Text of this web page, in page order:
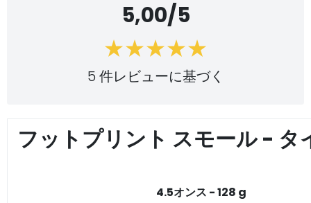
5,00/5
5 件レビューに基づく
フットプリント スモール - タ
4.5オンス - 128 g